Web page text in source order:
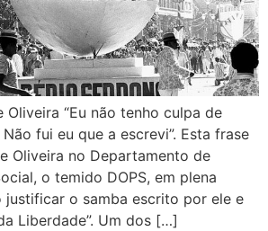
Oliveira “Eu não tenho culpa de
fui eu que a escrevi”. Esta frase
Oliveira no Departamento de
o temido DOPS, em plena
justificar o samba escrito por ele e
Liberdade”. Um dos […]